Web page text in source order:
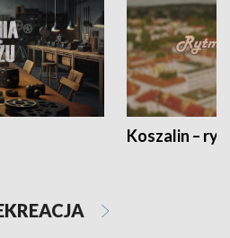
Koszalin –